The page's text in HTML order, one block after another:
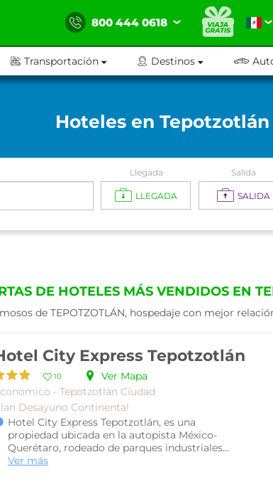
800 444 0618
Transportación Destinos
Hoteles en Tepotzotlán
Llegada
LLEGADA
Salida
SALIDA
DE HOTELES MÁS VENDIDOS EN
de TEPOTZOTLÁN, hospedaje con mejor
City Express Tepotzotlán
10
Ver Mapa
- Tepotzotlán Ciudad
Desayuno Continental
Hotel City Express Tepotzotlán, es una
propiedad ubicada en la autopista México-
Querétaro, rodeado de parques industriales...
Ver más